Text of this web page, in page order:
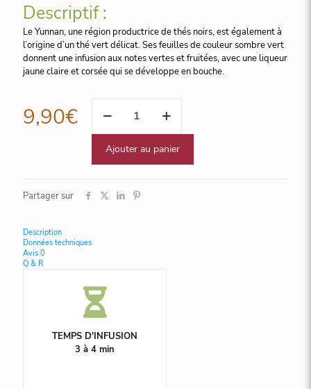
Descriptif :
Le Yunnan, une région productrice de thés noirs, est également à
l’origine d’un thé vert délicat. Ses feuilles de couleur sombre vert
donnent une infusion aux notes vertes et fruitées, avec une liqueur
jaune claire et corsée qui se développe en bouche.
9,90€
Vert,Ajouter au panier
Partager sur
Description
Données techniques
Avis 0
Q & R
TEMPS D'INFUSION
3 à 4 min